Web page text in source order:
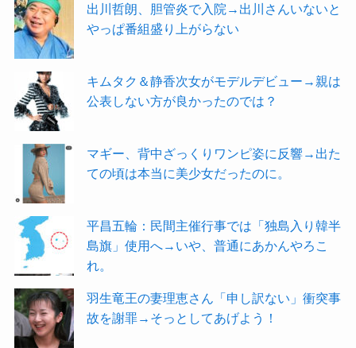
出川哲朗、胆管炎で入院→出川さんいないと
やっぱ番組盛り上がらない
キムタク＆静香次女がモデルデビュー→親は
公表しない方が良かったのでは？
マギー、背中ざっくりワンピ姿に反響→出た
ての頃は本当に美少女だったのに。
平昌五輪：民間主催行事では「独島入り韓半
島旗」使用へ→いや、普通にあかんやろこ
れ。
羽生竜王の妻理恵さん「申し訳ない」衝突事
故を謝罪→そっとしてあげよう！